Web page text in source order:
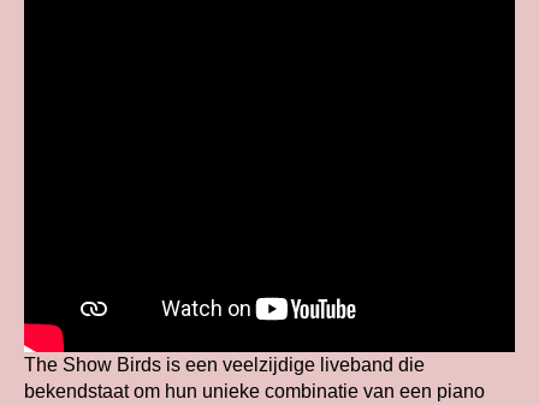
The Show Birds is een veelzijdige liveband die
bekendstaat om hun unieke combinatie van een piano